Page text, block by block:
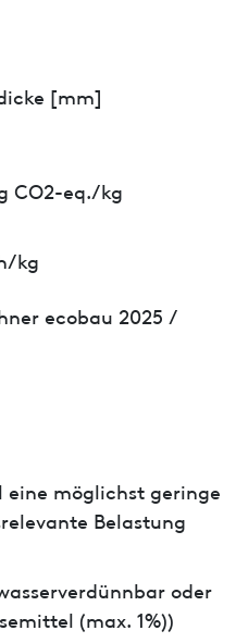
[mm]
CO2-eq./kg
kg
ecobau 2025 /
eine möglichst geringe
Belastung
oder
(max. 1%))